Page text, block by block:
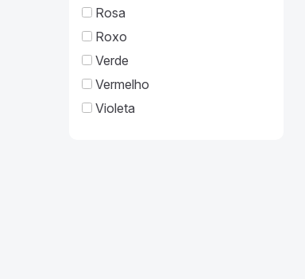
Rosa
Roxo
Verde
Vermelho
Violeta